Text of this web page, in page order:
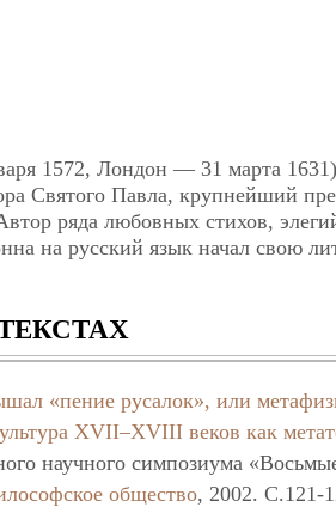
1572, Лондон — 31 марта
Святого Павла, крупнейший
ряда любовных стихов,
на русский язык начал свою
«пение русалок», или
XVII–XVIII веков как
научного симпозиума
общество, 2002. C.121-